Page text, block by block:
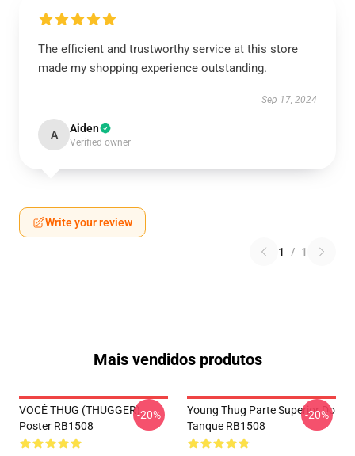
The efficient and trustworthy service at this store
made my shopping experience outstanding.
Sep 17, 2024
A Aiden
Verified owner
Write your review
1 / 1
Mais vendidos produtos
VOCÊ THUG (THUGGER)
Poster RB1508
-20%
Young Thug Parte Superior Do
Tanque RB1508
-20%